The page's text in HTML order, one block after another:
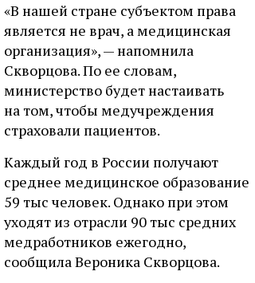
«В нашей стране субъектом права
является не врач, а медицинская
организация», — напомнила
Скворцова. По ее словам,
министерство будет настаивать
на том, чтобы медучреждения
страховали пациентов.
Каждый год в России получают
среднее медицинское образование
59 тыс человек. Однако при этом
уходят из отрасли 90 тыс средних
медработников ежегодно,
сообщила Вероника Скворцова.